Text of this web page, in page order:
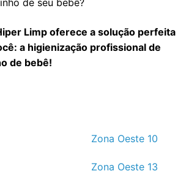
de seu bebê?
Limp oferece a solução perfeita
a higienização profissional de
de bebê!